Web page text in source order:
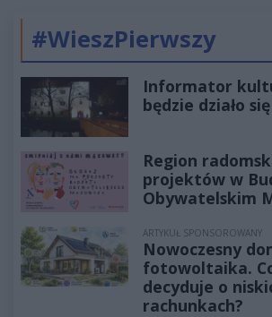
#WieszPierwszy
Informator
będzie działo
Region
projektów w
Obywatelskim
ARTYKUŁ SPONSOROWANY
Nowoczesny
fotowoltaika.
decyduje o
rachunkach?